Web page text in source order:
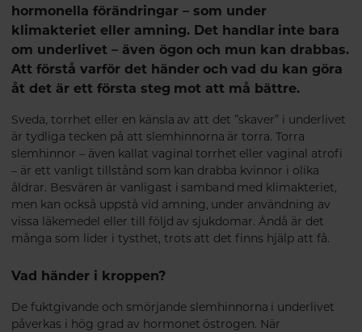
hormonella förändringar – som under
klimakteriet eller amning. Det handlar inte bara
om underlivet – även ögon och mun kan drabbas.
Att förstå varför det händer och vad du kan göra
åt det är ett första steg mot att må bättre.
Sveda, torrhet eller en känsla av att det ”skaver” i underlivet
är tydliga tecken på att slemhinnorna är torra. Torra
slemhinnor – även kallat vaginal torrhet eller vaginal atrofi
– är ett vanligt tillstånd som kan drabba kvinnor i olika
åldrar. Besvären är vanligast i samband med klimakteriet,
men kan också uppstå vid amning, under användning av
vissa läkemedel eller till följd av sjukdomar. Ändå är det
många som lider i tysthet, trots att det finns hjälp att få.
Vad händer i kroppen?
De fuktgivande och smörjande slemhinnorna i underlivet
påverkas i hög grad av hormonet östrogen. När